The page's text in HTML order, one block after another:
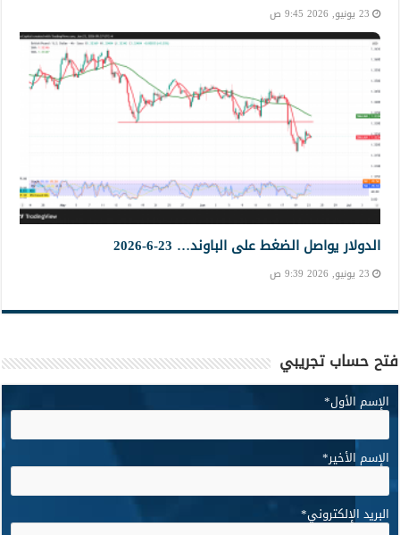
23 يونيو, 2026 9:45 ص
الدولار يواصل الضغط على الباوند… 23-6-2026
23 يونيو, 2026 9:39 ص
فتح حساب تجريبي
الإسم الأول*
الإسم الأخير*
البريد الإلكتروني*